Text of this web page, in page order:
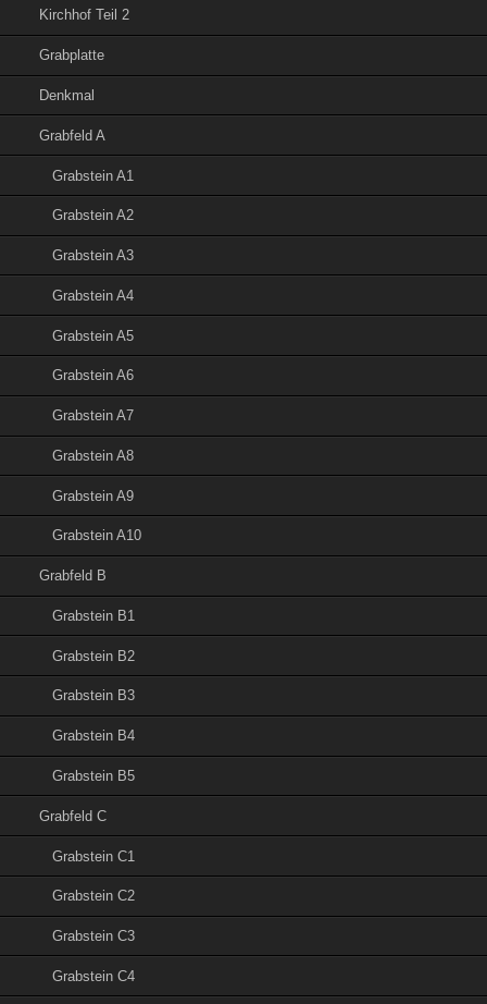
Kirchhof Teil 2
Grabplatte
Denkmal
Grabfeld A
Grabstein A1
Grabstein A2
Grabstein A3
Grabstein A4
Grabstein A5
Grabstein A6
Grabstein A7
Grabstein A8
Grabstein A9
Grabstein A10
Grabfeld B
Grabstein B1
Grabstein B2
Grabstein B3
Grabstein B4
Grabstein B5
Grabfeld C
Grabstein C1
Grabstein C2
Grabstein C3
Grabstein C4